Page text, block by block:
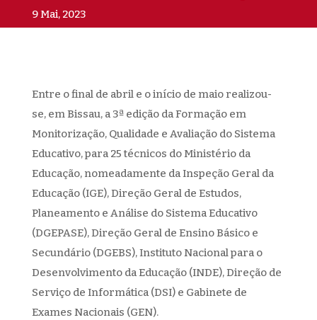
9 Mai, 2023
Entre o final de abril e o início de maio realizou-
se, em Bissau, a 3ª edição da Formação em
Monitorização, Qualidade e Avaliação do Sistema
Educativo, para 25 técnicos do Ministério da
Educação, nomeadamente da Inspeção Geral da
Educação (IGE), Direção Geral de Estudos,
Planeamento e Análise do Sistema Educativo
(DGEPASE), Direção Geral de Ensino Básico e
Secundário (DGEBS), Instituto Nacional para o
Desenvolvimento da Educação (INDE), Direção de
Serviço de Informática (DSI) e Gabinete de
Exames Nacionais (GEN).